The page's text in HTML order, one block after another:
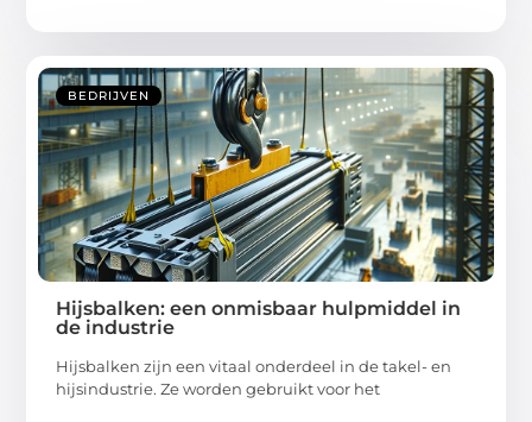
BEDRIJVEN
Hijsbalken: een onmisbaar hulpmiddel in
de industrie
Hijsbalken zijn een vitaal onderdeel in de takel- en
hijsindustrie. Ze worden gebruikt voor het